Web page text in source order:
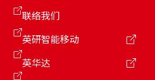
联络我们
英研智能移动
英华达